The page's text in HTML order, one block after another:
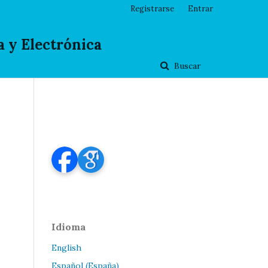
y Electrónica
Buscar
Registrarse Entrar
Idioma
English
Español (España)